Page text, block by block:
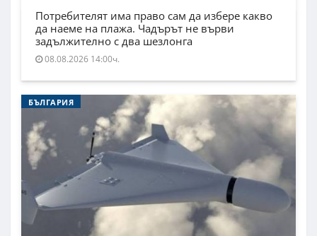
Потребителят има право сам да избере какво
да наеме на плажа. Чадърът не върви
задължително с два шезлонга
08.08.2026 14:00ч.
БЪЛГАРИЯ